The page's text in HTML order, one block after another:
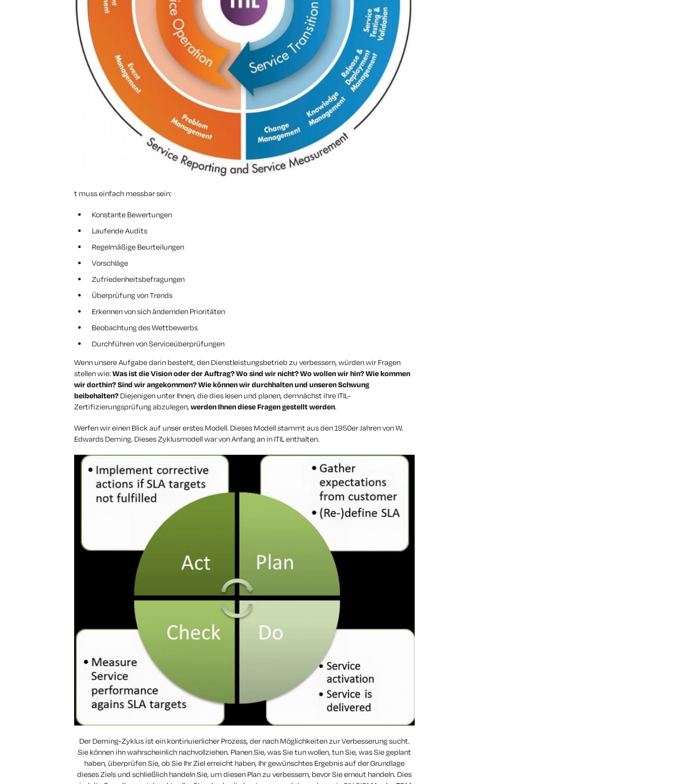
t muss einfach messbar sein:
Konstante Bewertungen
Laufende Audits
Regelmäßige Beurteilungen
Vorschläge
Zufriedenheitsbefragungen
Überprüfung von Trends
Erkennen von sich ändernden Prioritäten
Beobachtung des Wettbewerbs
Durchführen von Serviceüberprüfungen
Wenn unsere Aufgabe darin besteht, den Dienstleistungsbetrieb zu verbessern, würden wir Fragen
stellen wie:Was ist die Vision oder der Auftrag? Wo sind wir nicht? Wo wollen wir hin? Wie kommen
wir dorthin? Sind wir angekommen? Wie können wir durchhalten und unseren Schwung
beibehalten? Diejenigen unter Ihnen, die dies lesen und planen, demnächst ihre ITIL-
Zertifizierungsprüfung abzulegen, werden Ihnen diese Fragen gestellt werden.
Werfen wir einen Blick auf unser erstes Modell. Dieses Modell stammt aus den 1950er Jahren von W.
Edwards Deming. Dieses Zyklusmodell war von Anfang an in ITIL enthalten.
Der Deming-Zyklus ist ein kontinuierlicher Prozess, der nach Möglichkeiten zur Verbesserung sucht.
Sie können ihn wahrscheinlich nachvollziehen. Planen Sie, was Sie tun wollen, tun Sie, was Sie geplant
haben, überprüfen Sie, ob Sie Ihr Ziel erreicht haben, Ihr gewünschtes Ergebnis auf der Grundlage
dieses Ziels und schließlich handeln Sie, um diesen Plan zu verbessern, bevor Sie erneut handeln. Dies